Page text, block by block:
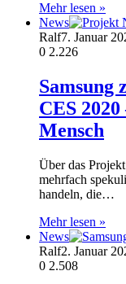
Mehr lesen »
News
Ralf7. Januar
0 2.226
Samsung
CES
Mensch
Über das
mehrfach
handeln, die…
Mehr lesen »
News
Ralf2. Januar
0 2.508